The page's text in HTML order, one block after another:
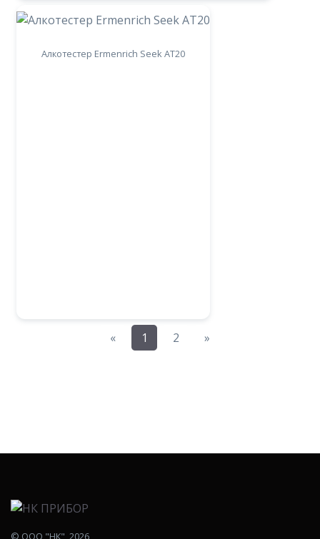
Алкотестер Ermenrich Seek AT20
«Previous
1 2 »
© ООО "НК" , 2026